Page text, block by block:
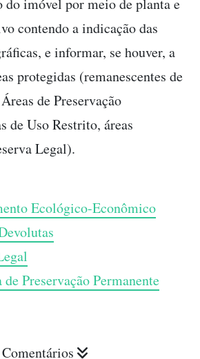
do imóvel por meio de planta e
contendo a indicação das
e informar, se houver, a
protegidas (remanescentes de
de Preservação
de Uso Restrito, áreas
Legal).
Ecológico-Econômico
Preservação Permanente
Comentários